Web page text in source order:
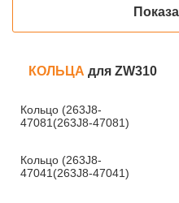
КОЛЬЦА для ZW310
Кольцо (263J8-
47081(263J8-47081)
Кольцо (263J8-
47041(263J8-47041)